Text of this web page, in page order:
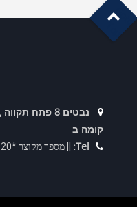
נבטים 8 פתח תקווה ,
קומה ב
Tel:
|| מספר מקוצר *3120 - 073-2367744
G
o
t
o
T
o
p